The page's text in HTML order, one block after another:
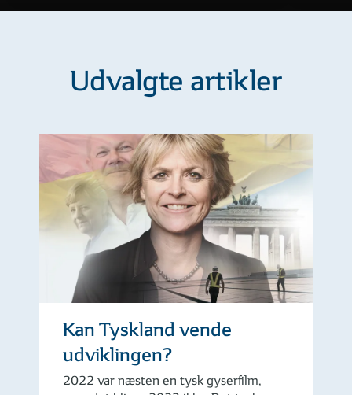
Udvalgte artikler
Kan Tyskland vende
udviklingen?
2022 var næsten en tysk gyserfilm,